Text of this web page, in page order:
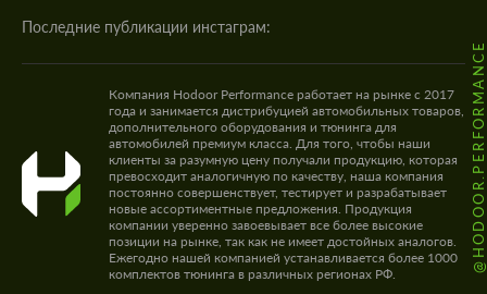
Последние публикации инстаграм:
@HODOOR.PERFORMANCE
Компания Hodoor Performance работает на рынке с 2017
года и занимается дистрибуцией автомобильных товаров,
дополнительного оборудования и тюнинга для
автомобилей премиум класса. Для того, чтобы наши
клиенты за разумную цену получали продукцию, которая
превосходит аналогичную по качеству, наша компания
постоянно совершенствует, тестирует и разрабатывает
новые ассортиментные предложения. Продукция
компании уверенно завоевывает все более высокие
позиции на рынке, так как не имеет достойных аналогов.
Ежегодно нашей компанией устанавливается более 1000
комплектов тюнинга в различных регионах РФ.